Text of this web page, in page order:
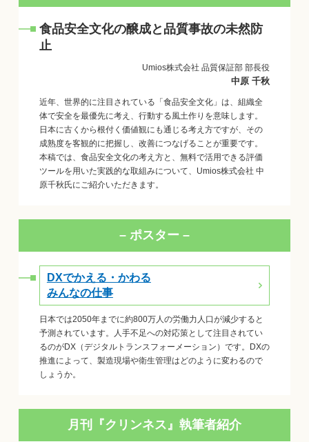
食品安全文化の醸成と品質事故の未然防
止
Umios株式会社 品質保証部 部長役
中原 千秋
近年、世界的に注目されている「食品安全文化」は、組織全
体で安全を最優先に考え、行動する風土作りを意味します。
日本に古くから根付く価値観にも通じる考え方ですが、その
成熟度を客観的に把握し、改善につなげることが重要です。
本稿では、食品安全文化の考え方と、無料で活用できる評価
ツールを用いた実践的な取組みについて、Umios株式会社 中
原千秋氏にご紹介いただきます。
– ポスター –
DXでかえる・かわる
みんなの仕事
日本では2050年までに約800万人の労働力人口が減少すると
予測されています。人手不足への対応策として注目されてい
るのがDX（デジタルトランスフォーメーション）です。DXの
推進によって、製造現場や衛生管理はどのように変わるので
しょうか。
月刊『クリンネス』執筆者紹介